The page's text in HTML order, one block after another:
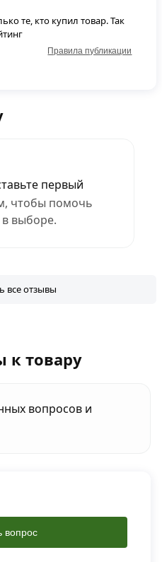
первый
чтобы помочь
выборе.
все отзывы
те, кто купил товар. Так
Правила публикации
к товару
вопросов и
вопрос